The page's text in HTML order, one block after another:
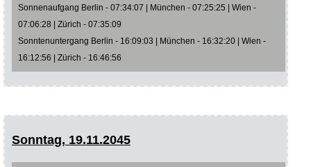
Sonnenaufgang Berlin - 07:34:07 | München - 07:25:25 | Wien -
07:06:28 | Zürich - 07:35:09
Sonntenuntergang Berlin - 16:09:03 | München - 16:32:20 | Wien -
16:12:56 | Zürich - 16:46:56
Sonntag, 19.11.2045